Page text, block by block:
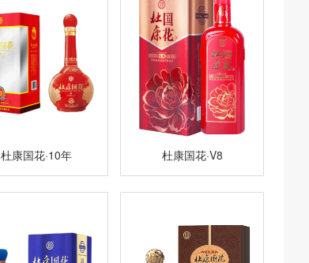
杜康国花·10年 杜康国花·V8